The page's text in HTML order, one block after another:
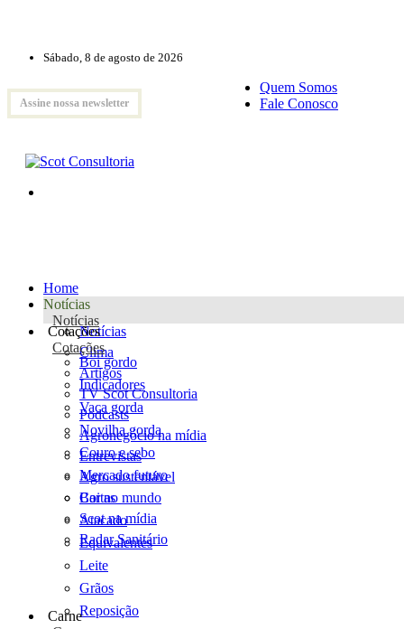
Sábado, 8 de agosto de 2026
Assine nossa newsletter
Quem Somos
Fale Conosco
Home
Notícias
Notícias
Notícias
Clima
Artigos
TV Scot Consultoria
Podcasts
Agronegócio na mídia
Entrevistas
Agro sustentável
Cartas
Scot na mídia
Radar Sanitário
Cotações
Cotações
Boi gordo
Indicadores
Vaca gorda
Novilha gorda
Couro e sebo
Mercado futuro
Boi no mundo
Atacado
Equivalentes
Leite
Grãos
Reposição
Carne